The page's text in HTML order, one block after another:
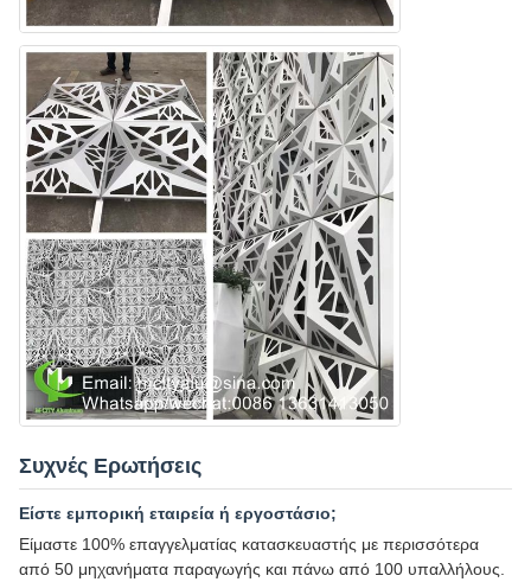
Συχνές Ερωτήσεις
Είστε εμπορική εταιρεία ή εργοστάσιο;
Είμαστε 100% επαγγελματίας κατασκευαστής με περισσότερα
από 50 μηχανήματα παραγωγής και πάνω από 100 υπαλλήλους.